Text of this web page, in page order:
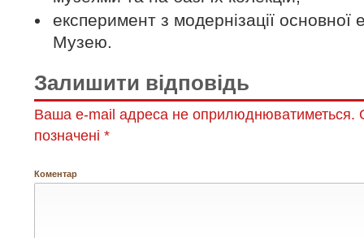
експеримент з модернізації основної
Музею.
Залишити відповідь
Ваша e-mail адреса не оприлюднюватиметься.
позначені *
Коментар